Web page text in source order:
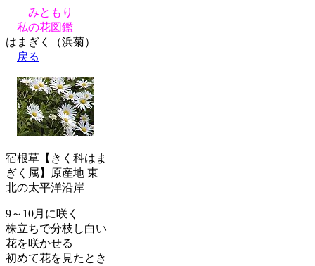
みともり
私の花図鑑
はまぎく（浜菊）
戻る
宿根草【きく科はま
ぎく属】原産地 東
北の太平洋沿岸
9～10月に咲く
株立ちで分枝し白い
花を咲かせる
初めて花を見たとき